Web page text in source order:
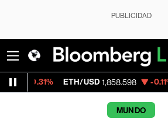
PUBLICIDAD
ETH/USD 1,858.598 -0.11% Visa 366.13
MUNDO